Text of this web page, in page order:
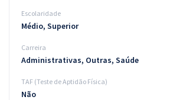
Escolaridade
Médio, Superior
Carreira
Administrativas, Outras, Saúde
TAF (Teste de Aptidão Física)
Não